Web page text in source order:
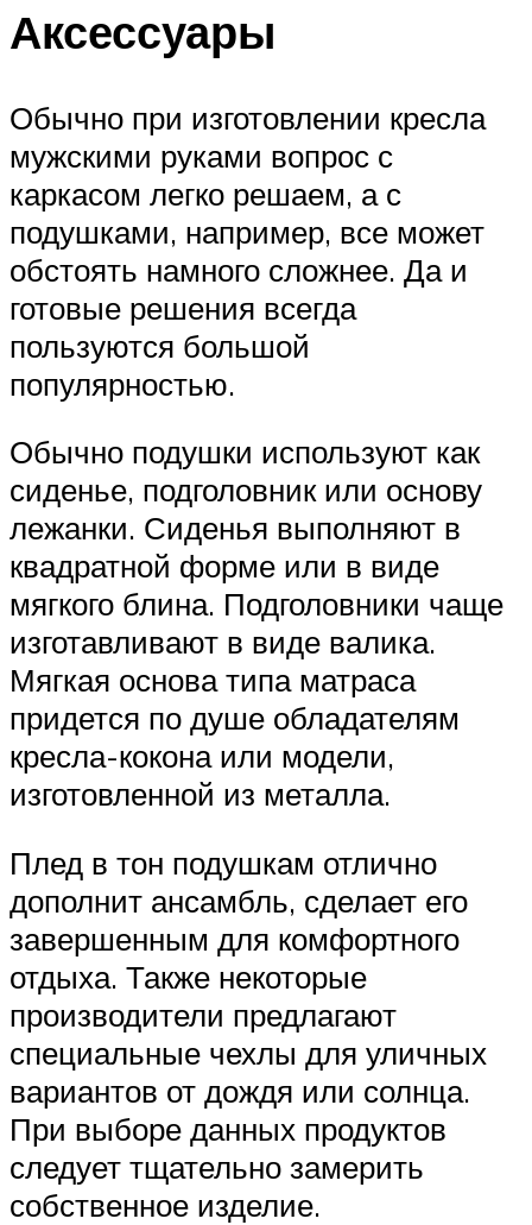
Аксессуары
Обычно при изготовлении кресла
мужскими руками вопрос с
каркасом легко решаем, а с
подушками, например, все может
обстоять намного сложнее. Да и
готовые решения всегда
пользуются большой
популярностью.
Обычно подушки используют как
сиденье, подголовник или основу
лежанки. Сиденья выполняют в
квадратной форме или в виде
мягкого блина. Подголовники чаще
изготавливают в виде валика.
Мягкая основа типа матраса
придется по душе обладателям
кресла-кокона или модели,
изготовленной из металла.
Плед в тон подушкам отлично
дополнит ансамбль, сделает его
завершенным для комфортного
отдыха. Также некоторые
производители предлагают
специальные чехлы для уличных
вариантов от дождя или солнца.
При выборе данных продуктов
следует тщательно замерить
собственное изделие.